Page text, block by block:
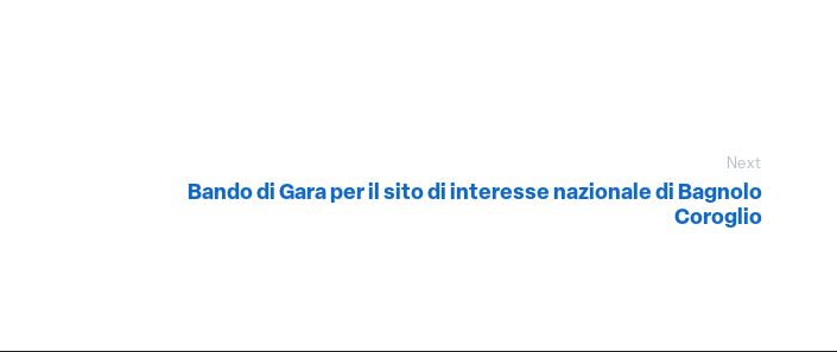
Next
Bando di Gara per il sito di interesse nazionale di Bagnolo
Coroglio